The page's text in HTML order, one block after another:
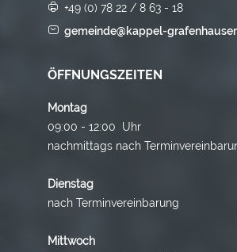
+49 (0) 78 22 / 8 63 - 18
gemeinde@kappel-
ÖFFNUNGSZEITEN
Montag
09:00 - 12:00 Uhr
nachmittags nach
Dienstag
nach Terminvereinbarung
Mittwoch